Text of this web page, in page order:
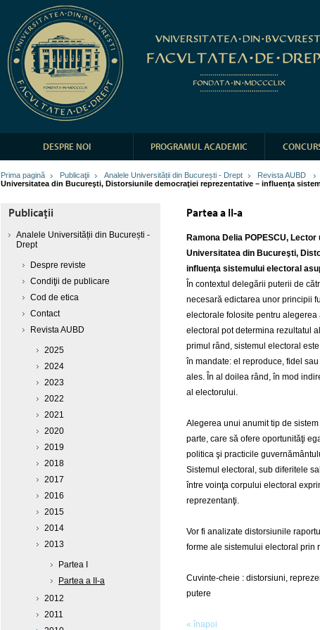
DESPRE NOI PROGRAMUL ACADEMIC
Prima pagină Publicaţii Analele Universității din București - Drept Revista AUBD
Universitatea din Bucureşti, Distorsiunile democraţiei reprezentative – influenţa
Publicaţii
Analele Universității din București -
Drept
Despre reviste
Condiţii de publicare
Cod de etica
Contact
Revista AUBD
2025
2024
2023
2022
2021
2020
2019
2018
2017
2016
2015
2014
2013
Partea I
Partea a II-a
2012
2011
Partea a II-a
Ramona Delia POPESCU,
Universitatea din Bucureşti,
influenţa sistemului electoral
În contextul delegării puterii de
necesară edictarea unor principii
electorale folosite pentru alegerea
electoral pot determina rezultatul
primul rând, sistemul electoral
în mandate: el reproduce, fidel
ales. În al doilea rând, în mod
al electorului.
Alegerea unui anumit tip de
parte, care să ofere oportunităţi
politica şi practicile
Sistemul electoral, sub diferitele
între voinţa corpului electoral
reprezentanţi.
Vor fi analizate distorsiunile
forme ale sistemului electoral prin
Cuvinte-cheie : distorsiuni,
putere
« înapoi